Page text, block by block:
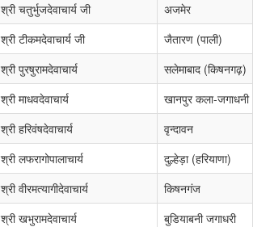
श्री चतुर्भुजदेवाचार्य जी
अजमेर
श्री टीकमदेवाचार्य जी
जैतारण (पाली)
श्री पुरषुरामदेवाचार्य
सलेमाबाद (किषनगढ़)
श्री माधवदेवाचार्य
खानपुर कला-जगाधनी
श्री हरिवंषदेवाचार्य
वृन्दावन
श्री लफरागोपालाचार्य
दुल्हेड़ा (हरियाणा)
श्री वीरमत्यागीदेवाचार्य
किषनगंज
श्री खभुरामदेवाचार्य
बुडियाबनी जगाधरी